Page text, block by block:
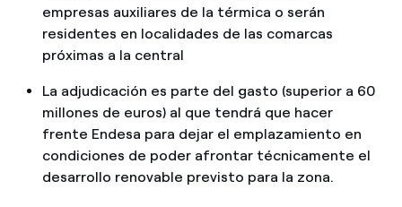
empresas auxiliares de la térmica o serán
residentes en localidades de las comarcas
próximas a la central
La adjudicación es parte del gasto (superior a 60
millones de euros) al que tendrá que hacer
frente Endesa para dejar el emplazamiento en
condiciones de poder afrontar técnicamente el
desarrollo renovable previsto para la zona.